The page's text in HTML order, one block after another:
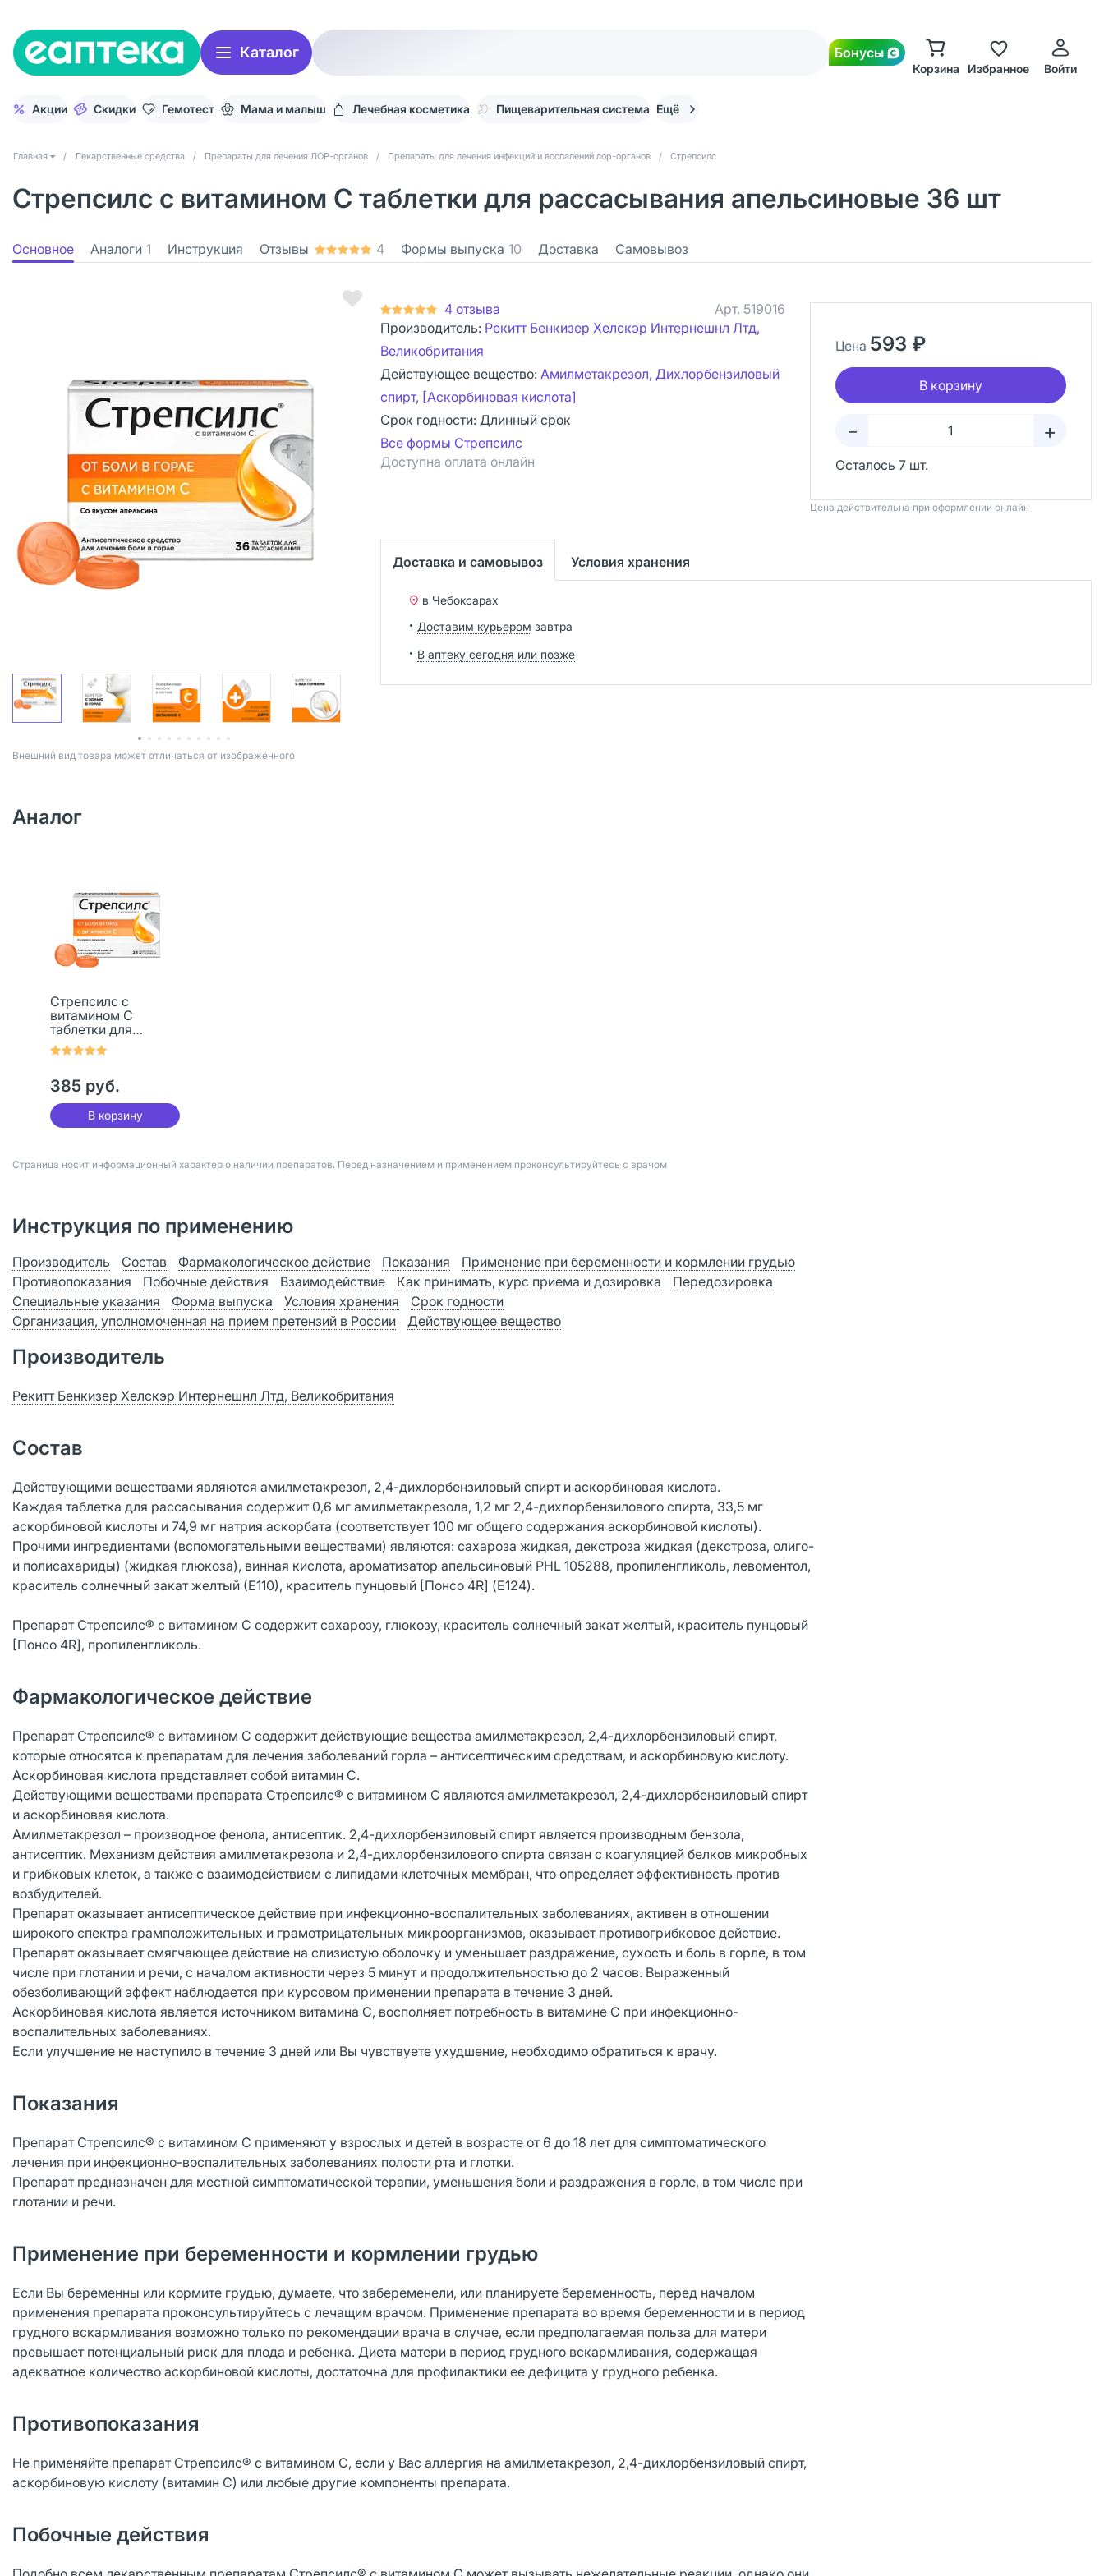
Каталог Бонусы
Корзина Избранное Войти
Акции Скидки Гемотест Мама и малыш Лечебная косметика Пищеварительная система Ещё
Главная / Лекарственные средства / Препараты для лечения ЛОР-органов / Препараты для лечения инфекций и воспалений лор-органов / Стрепсилс
Стрепсилс с витамином С таблетки для рассасывания апельсиновые 36 шт
Основное Аналоги 1 Инструкция Отзывы 4 Формы выпуска 10 Доставка Самовывоз
Bнешний вид товара может отличаться от изображённого
4 отзыва Арт. 519016
Производитель: Рекитт Бенкизер Хелскэр Интернешнл Лтд,
Великобритания
Действующее вещество: Амилметакрезол, Дихлорбензиловый
спирт, [Аскорбиновая кислота]
Срок годности: Длинный срок
Все формы Стрепсилс
Доступна оплата онлайн
Цена 593 ₽
В корзину
– +
Осталось 7 шт.
Цена действительна при оформлении онлайн
Доставка и самовывоз Условия хранения
в Чебоксарах
Доставим курьером завтра
В аптеку сегодня или позже
Аналог
Стрепсилс с
витамином С
таблетки для
рассасывания 24
шт
385 руб.
В корзину
Страница носит информационный характер о наличии препаратов. Перед назначением и применением проконсультируйтесь с врачом
Инструкция по применению
Производитель Состав Фармакологическое действие Показания
Применение при беременности и кормлении грудью
Противопоказания
Побочные действия Взаимодействие Как принимать, курс приема и дозировка
Передозировка
Специальные указания
Форма выпуска Условия хранения
Срок годности
Организация, уполномоченная на прием претензий в России
Действующее вещество
Производитель
Рекитт Бенкизер Хелскэр Интернешнл Лтд, Великобритания
Состав
Действующими веществами являются амилметакрезол, 2,4-дихлорбензиловый спирт и аскорбиновая кислота.
Каждая таблетка для рассасывания содержит 0,6 мг амилметакрезола, 1,2 мг 2,4-дихлорбензилового спирта, 33,5 мг
аскорбиновой кислоты и 74,9 мг натрия аскорбата (соответствует 100 мг общего содержания аскорбиновой кислоты).
Прочими ингредиентами (вспомогательными веществами) являются: сахароза жидкая, декстроза жидкая (декстроза, олиго-
и полисахариды) (жидкая глюкоза), винная кислота, ароматизатор апельсиновый PHL 105288, пропиленгликоль, левоментол,
краситель солнечный закат желтый (Е110), краситель пунцовый [Понсо 4R] (E124).
Препарат Стрепсилс® с витамином С содержит сахарозу, глюкозу, краситель солнечный закат желтый, краситель пунцовый
[Понсо 4R], пропиленгликоль.
Фармакологическое действие
Препарат Стрепсилс® с витамином С содержит действующие вещества амилметакрезол, 2,4-дихлорбензиловый спирт,
которые относятся к препаратам для лечения заболеваний горла – антисептическим средствам, и аскорбиновую кислоту.
Аскорбиновая кислота представляет собой витамин С.
Действующими веществами препарата Стрепсилс® с витамином С являются амилметакрезол, 2,4-дихлорбензиловый спирт
и аскорбиновая кислота.
Амилметакрезол – производное фенола, антисептик. 2,4-дихлорбензиловый спирт является производным бензола,
антисептик. Механизм действия амилметакрезола и 2,4-дихлорбензилового спирта связан с коагуляцией белков микробных
и грибковых клеток, а также с взаимодействием с липидами клеточных мембран, что определяет эффективность против
возбудителей.
Препарат оказывает антисептическое действие при инфекционно-воспалительных заболеваниях, активен в отношении
широкого спектра грамположительных и грамотрицательных микроорганизмов, оказывает противогрибковое действие.
Препарат оказывает смягчающее действие на слизистую оболочку и уменьшает раздражение, сухость и боль в горле, в том
числе при глотании и речи, с началом активности через 5 минут и продолжительностью до 2 часов. Выраженный
обезболивающий эффект наблюдается при курсовом применении препарата в течение 3 дней.
Аскорбиновая кислота является источником витамина С, восполняет потребность в витамине С при инфекционно-
воспалительных заболеваниях.
Если улучшение не наступило в течение 3 дней или Вы чувствуете ухудшение, необходимо обратиться к врачу.
Показания
Препарат Стрепсилс® с витамином С применяют у взрослых и детей в возрасте от 6 до 18 лет для симптоматического
лечения при инфекционно-воспалительных заболеваниях полости рта и глотки.
Препарат предназначен для местной симптоматической терапии, уменьшения боли и раздражения в горле, в том числе при
глотании и речи.
Применение при беременности и кормлении грудью
Если Вы беременны или кормите грудью, думаете, что забеременели, или планируете беременность, перед началом
применения препарата проконсультируйтесь с лечащим врачом. Применение препарата во время беременности и в период
грудного вскармливания возможно только по рекомендации врача в случае, если предполагаемая польза для матери
превышает потенциальный риск для плода и ребенка. Диета матери в период грудного вскармливания, содержащая
адекватное количество аскорбиновой кислоты, достаточна для профилактики ее дефицита у грудного ребенка.
Противопоказания
Не применяйте препарат Стрепсилс® с витамином С, если у Вас аллергия на амилметакрезол, 2,4-дихлорбензиловый спирт,
аскорбиновую кислоту (витамин С) или любые другие компоненты препарата.
Побочные действия